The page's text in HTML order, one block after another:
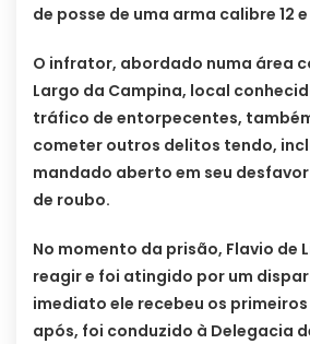
de posse de uma arma calibre 12
O infrator, abordado numa área
Largo da Campina, local
tráfico de entorpecentes,
cometer outros delitos tendo,
mandado aberto em seu
de roubo.
No momento da prisão, Flavio de
reagir e foi atingido por um
imediato ele recebeu os
após, foi conduzido à Delegacia